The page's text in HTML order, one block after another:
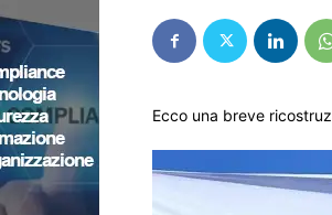
Ecco una breve